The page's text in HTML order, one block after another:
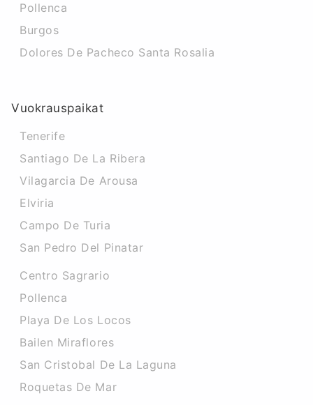
Pollenca
Burgos
Dolores De Pacheco Santa Rosalia
Vuokrauspaikat
Tenerife
Santiago De La Ribera
Vilagarcia De Arousa
Elviria
Campo De Turia
San Pedro Del Pinatar
Centro Sagrario
Pollenca
Playa De Los Locos
Bailen Miraflores
San Cristobal De La Laguna
Roquetas De Mar